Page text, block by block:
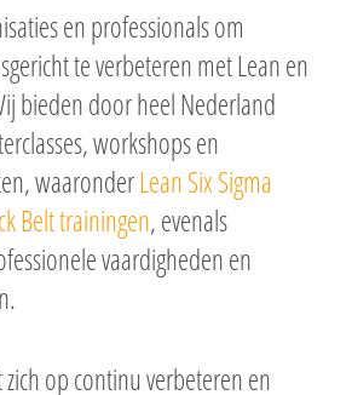
en professionals om
te verbeteren met Lean en
bieden door heel Nederland
workshops en
waaronderLean Six Sigma
Belt trainingen, evenals
vaardigheden en
op continu verbeteren en